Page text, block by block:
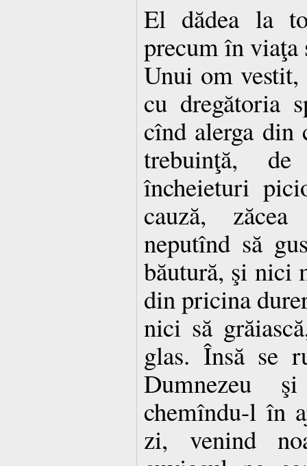
El dădea la
precum în viaţa
Unui om
cu dregătoria
cînd alerga din
trebuinţă,
încheieturi
cauză,
neputînd să
băutură, şi nici
din pricina
nici să
glas. Însă se
Dumnezeu
chemîndu-l în
zi, venind